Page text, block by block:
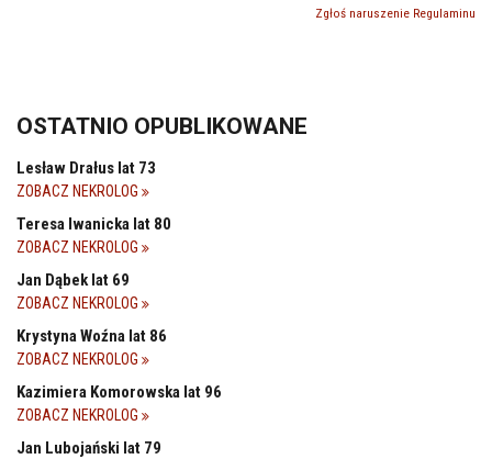
Zgłoś naruszenie Regulaminu
OSTATNIO OPUBLIKOWANE
Lesław Drałus lat 73
ZOBACZ NEKROLOG
Teresa Iwanicka lat 80
ZOBACZ NEKROLOG
Jan Dąbek lat 69
ZOBACZ NEKROLOG
Krystyna Woźna lat 86
ZOBACZ NEKROLOG
Kazimiera Komorowska lat 96
ZOBACZ NEKROLOG
Jan Lubojański lat 79